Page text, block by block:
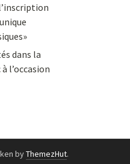
dans la
l’occasion
byThemezHut.